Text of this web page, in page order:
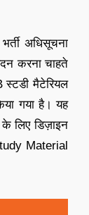
अधिसूचना
करना चाहते
मैटेरियल
गया है। यह
लिए डिज़ाइन
Material